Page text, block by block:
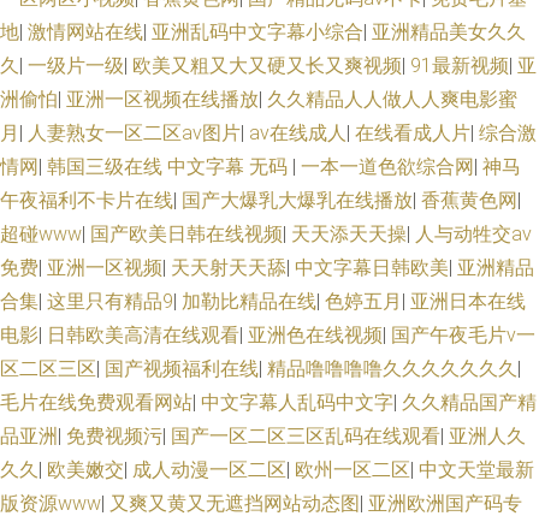
地| 激情网站在线| 亚洲乱码中文字幕小综合| 亚洲精品美女久久
久| 一级片一级| 欧美又粗又大又硬又长又爽视频| 91最新视频| 亚
洲偷怕| 亚洲一区视频在线播放| 久久精品人人做人人爽电影蜜
月 | 人妻熟女一区二区aⅴ图片| av在线成人| 在线看成人片| 综合激
情网| 韩国三级在线 中文字幕 无码 | 一本一道色欲综合网| 神马
午夜福利不卡片在线| 国产大爆乳大爆乳在线播放| 香蕉黄色网|
超碰www| 国产欧美日韩在线视频| 天天添天天操| 人与动牲交av
免费| 亚洲一区视频| 天天射天天舔| 中文字幕日韩欧美| 亚洲精品
合集| 这里只有精品9| 加勒比精品在线| 色婷五月 | 亚洲日本在线
电影| 日韩欧美高清在线观看| 亚洲色在线视频| 国产午夜毛片v一
区二区三区| 国产视频福利在线| 精品噜噜噜噜久久久久久久久|
毛片在线免费观看网站| 中文字幕人乱码中文字| 久久精品国产精
品亚洲 | 免费视频污| 国产一区二区三区乱码在线观看| 亚洲人久
久久| 欧美嫩交| 成人动漫一区二区| 欧州一区二区| 中文天堂最新
版资源www| 又爽又黄又无遮挡网站动态图| 亚洲欧洲国产码专